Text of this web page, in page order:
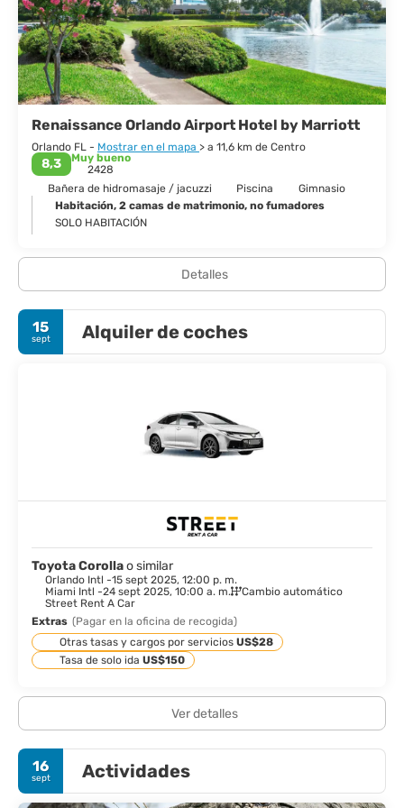
colección de cristales de Tiffany, o el Centro de Ciencias de
Orlando, con cientos de exhibiciones interactivas para los
visitantes de todas las edades.
La ciudad tiene una actitud de "jóvenes de corazón" y es un
cruce de diferentes culturas. Por la noche es más o menos todo
clubes para cualquier multitud. En pocas palabras, Orlando es
Renaissance Orlando Airport Hotel by Marriott
Orlando FL - Mostrar en el mapa > a 11,6 km de Centro
8,3
Muy bueno
2428
Bañera de hidromasaje / jacuzzi
Piscina
Gimnasio
Habitación, 2 camas de matrimonio, no fumadores
SOLO HABITACIÓN
Detalles
15
sept Alquiler de coches
Toyota Corollao similar
Orlando Intl -15 sept 2025, 12:00 p. m.
Miami Intl -24 sept 2025, 10:00 a. m.
Cambio automático
Street Rent A Car
Extras (Pagar en la oficina de recogida)
Otras tasas y cargos por servicios US$28
Tasa de solo ida US$150
Ver detalles
16
sept Actividades